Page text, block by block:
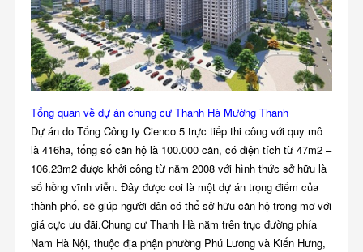
Tổng quan về dự án chung cư Thanh Hà Mường Thanh
Dự án do Tổng Công ty Cienco 5 trực tiếp thi công với quy mô
là 416ha, tổng số căn hộ là 100.000 căn, có diện tích từ 47m2 –
106.23m2 được khởi công từ năm 2008 với hình thức sở hữu là
sổ hồng vĩnh viễn. Đây được coi là một dự án trọng điểm của
thành phố, sẽ giúp người dân có thể sở hữu căn hộ trong mơ với
giá cực ưu đãi.Chung cư Thanh Hànằm trên trục đường phía
Nam Hà Nội, thuộc địa phận phường Phú Lương và Kiến Hưng,